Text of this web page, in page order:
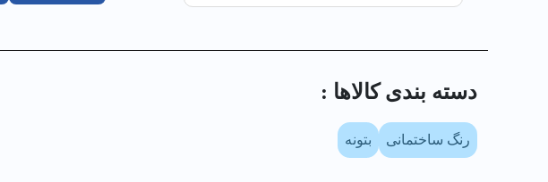
دسته بندی کالا‌ها :
رنگ ساختمانی بتونه